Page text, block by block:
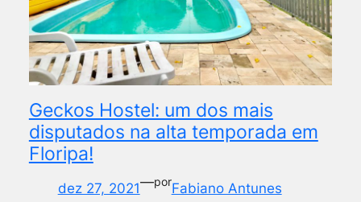
Geckos Hostel: um dos mais
disputados na alta temporada em
Floripa!
dez 27, 2021—porFabiano Antunes